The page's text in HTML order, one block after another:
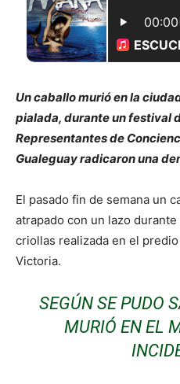
Un caballo murió en la
pialada, durante un festival
Representantes de
Gualeguay radicaron una
El pasado fin de semana un
atrapado con un lazo
criollas realizada en el
Victoria.
SEGÚN SE PUDO
MURIÓ EN EL